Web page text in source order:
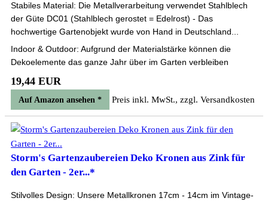
Stabiles Material: Die Metallverarbeitung verwendet Stahlblech
der Güte DC01 (Stahlblech gerostet = Edelrost) - Das
hochwertige Gartenobjekt wurde von Hand in Deutschland...
Indoor & Outdoor: Aufgrund der Materialstärke können die
Dekoelemente das ganze Jahr über im Garten verbleiben
19,44 EUR
Auf Amazon ansehen * Preis inkl. MwSt., zzgl. Versandkosten
Storm's Gartenzaubereien Deko Kronen aus Zink für
den Garten - 2er...*
Stilvolles Design: Unsere Metallkronen 17cm - 14cm im Vintage-